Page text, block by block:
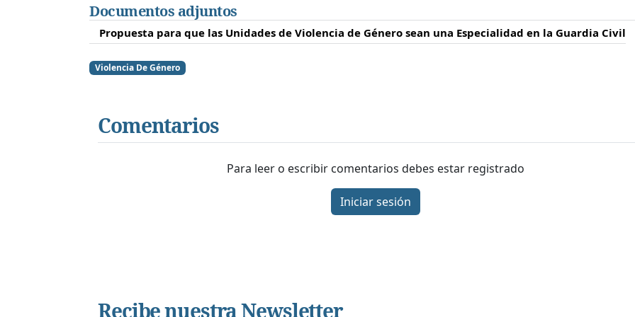
Documentos adjuntos
Propuesta para que las Unidades de Violencia de Género sean una Especialidad en la Guardia Civil
Violencia De Género
Comentarios
Para leer o escribir comentarios debes estar registrado
Iniciar sesión
Recibe nuestra Newsletter